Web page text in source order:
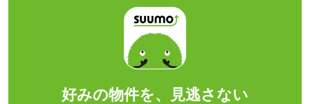
好みの物件を、見逃さない